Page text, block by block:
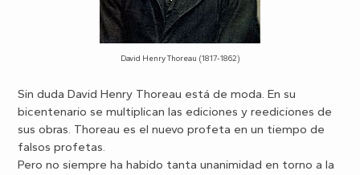
David Henry Thoreau (1817-1862)
Sin duda David Henry Thoreau está de moda. En su
bicentenario se multiplican las ediciones y reediciones de
sus obras. Thoreau es el nuevo profeta en un tiempo de
falsos profetas.
Pero no siempre ha habido tanta unanimidad en torno a la